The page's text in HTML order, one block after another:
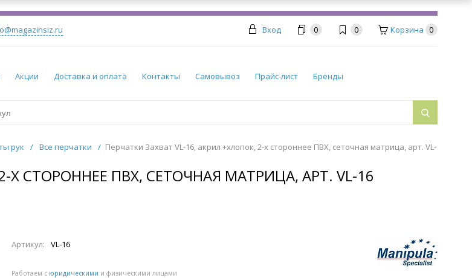
Вход 0 0 Корзина 0
Акции Доставка и оплата Контакты Самовывоз Прайс-лист Бренды
рук / Все перчатки / Перчатки Захват VL-16, акрил +хлопок, 2-х стороннее ПВХ, сеточная матрица, арт. VL-
Х СТОРОННЕЕ ПВХ, СЕТОЧНАЯ МАТРИЦА, АРТ. VL-16
Артикул: VL-16
Работаем с юридическими и физическими лицами